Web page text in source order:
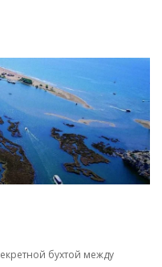
бухтой между